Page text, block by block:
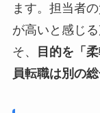
ます。担当者
が高いと感じ
そ、
目的を「
員転職は別の